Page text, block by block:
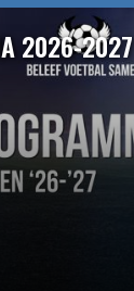
2026-2027